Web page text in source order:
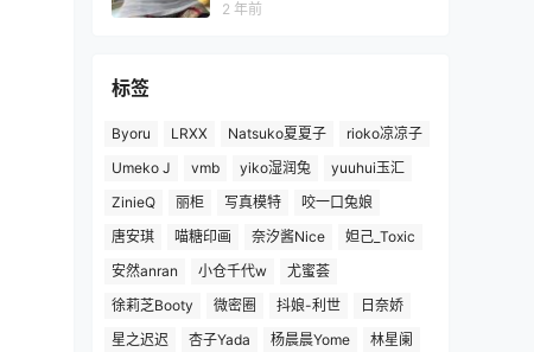
2 年前
标签
Byoru LRXX Natsuko夏夏子
rioko凉凉子
Umeko J
vmb yiko湿润兔
yuuhui玉汇
ZinieQ
丽柜 写真模特
咬一口兔娘
唐安琪
喵糖印画 奈汐酱Nice
妲己_Toxic
安然anran
小仓千代w
尤蜜荟
徐莉芝Booty
微密圈 抖娘-利世
日奈娇
星之迟迟
杏子Yada 杨晨晨Yome
林星阑